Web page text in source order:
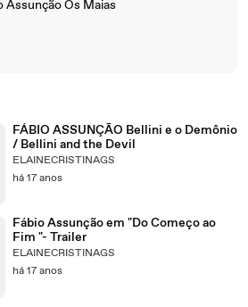
Assunção Os Maias
FÁBIO ASSUNÇÃO Bellini e o Demônio
/ Bellini and the Devil
ELAINECRISTINAGS
há 17 anos
Fábio Assunção em "Do Começo ao
Fim "- Trailer
ELAINECRISTINAGS
há 17 anos